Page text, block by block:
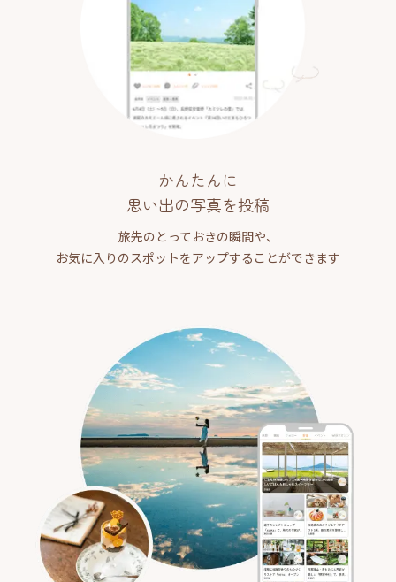
かんたんに
思い出の写真を投稿
旅先のとっておきの瞬間や、
お気に入りのスポットをアップすることができます